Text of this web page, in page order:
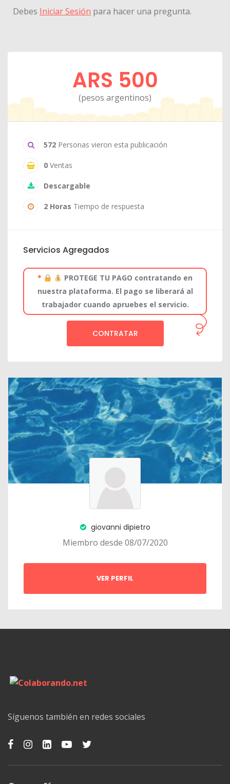
Debes Iniciar Sesión para hacer una pregunta.
ARS 500
(pesos argentinos)
572 Personas vieron esta publicación
0 Ventas
Descargable
2 Horas Tiempo de respuesta
Servicios Agregados
*
PROTEGE TU PAGO contratando en
nuestra plataforma. El pago se liberará al
trabajador cuando apruebes el servicio.
CONTRATAR
giovanni dipietro
Miembro desde 08/07/2020
VER PERFIL
Síguenos también en redes sociales